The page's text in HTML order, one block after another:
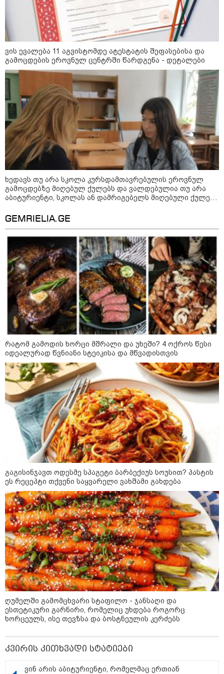
09:00 / 07-08-2026
18 წელი აგვისტოს ომიდან - ტრაგიკული
მოვლენების ქრონოლოგია, რომელიც
შესაძლოა, აღარ გვახსოვს
თბილისის მერია ინფორმაციას
ავრცელებს
21:30 / 07-08-2026
თბილისში, ლოზუნგით
„გვახსოვს გმირები, გვახსოვს
მტერი” მსვლელობა
მიმდინარეობს
20:58 / 07-08-2026
"იპოვონ ერთი გოგონა, ვისაც
გიგა სექსუალურად ავიწროებდა
- თუ გამოჩნდება ასეთი
გოგონა, 10 000 ლარს
ოფიციალურად, სახალხოდ
გადავცემ" - გიგა ავალიანის
დედა განცხადებას ავრცელებს
18:21 / 07-08-2026
"ვიდეოს ნახვა ჩემთვის იყო
სიკვდილი - ისეთი ხმა აქვს,
თითქოს ეხვეწება, ცუდად არის"
- 12 წლის წინ გაუჩინარებული
ბიჭის დედა გავრცელებულ
ვიდეოზე პირველ კომენტარს
აკეთებს
კატეგორიის ყველა სიახლე
პაატა ზაქარეიშვილის მწვავე
პასუხი გიორგი ბარამიძის
"ყველაფერი დეტალურად ვიცი...
კამანში მოკლული ქართველები მე
გადმოვასვენე... ბარამიძე კი
საბრძოლო ნათლობა მიღებული
რუსული „ისკანდერი“ დღეს კიევის
ვის ევალება 11 აგვისტომდე ატესტატის შეფასებისა და
გამოცდების ეროვნულ ცენტრში წარდგენა - დეტალები
ხედავს თუ არა სკოლა კურსდამთავრებულის ეროვნულ
გამოცდებზე მიღებულ ქულებს და ვალდებულია თუ არა
აბიტურიენტი, სკოლას ან დამრიგებელს მიღებული ქულები
GEMRIELIA.GE
რატომ გამოდის ხორცი მშრალი და უხეში? 4 ოქროს წესი
იდეალურად წვნიანი სტეიკისა და მწვადისთვის
გაგისინჯავთ ოდესმე სპაგეტი ბარბექიუს სოუსით? პასტის
ეს რეცეპტი თქვენი საყვარელი ვახშამი გახდება
ღუმელში გამომცხვარი სტაფილო - ჯანსაღი და
ესთეტიკური გარნირი, რომელიც უხდება როგორც
ხორცეულს, ისე თევზსა და ბოსტნეულის კერძებს
კვირის კითხვადი სტატიები
ვინ არის აბიტურიენტი, რომელმაც ერთიან